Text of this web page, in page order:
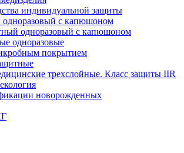
индивидуальной защиты
с капюшоном
одноразовый с капюшоном
одноразовые
покрытием
трехслойные. Класс защиты IIR
новорожденных